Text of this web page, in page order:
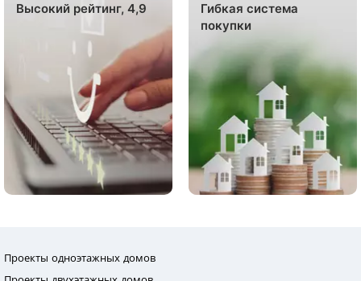
Высокий рейтинг, 4,9
Гибкая система
покупки
Проекты одноэтажных домов